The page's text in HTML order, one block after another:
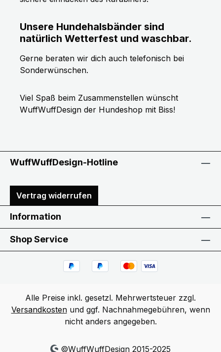
Unsere Hundehalsbänder sind
natürlich Wetterfest und waschbar.
Gerne beraten wir dich auch telefonisch bei
Sonderwünschen.
Viel Spaß beim Zusammenstellen wünscht
WuffWuffDesign der Hundeshop mit Biss!
WuffWuffDesign-Hotline
Vertrag widerrufen
Information
Shop Service
Alle Preise inkl. gesetzl. Mehrwertsteuer zzgl.
Versandkostenund ggf. Nachnahmegebühren, wenn
nicht anders angegeben.
©WuffWuffDesign 2015-2025